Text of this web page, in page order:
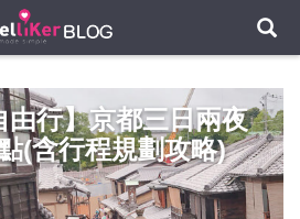
由行】京都三日兩夜
(含行程規劃攻略)